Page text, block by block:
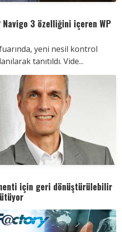
Navigo 3 özelliğini içeren WP
yeni nesil kontrol
tanıtıldı. Vide...
için geri dönüştürülebilir